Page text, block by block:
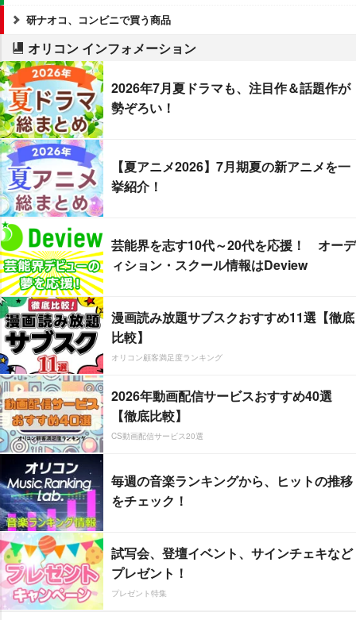
研ナオコ、コンビニで買う商品
オリコン インフォメーション
2026年7月夏ドラマも、注目作＆話題作が
勢ぞろい！
【夏アニメ2026】7月期夏の新アニメを一
挙紹介！
芸能界を志す10代～20代を応援！ オーデ
ィション・スクール情報はDeview
漫画読み放題サブスクおすすめ11選【徹底
比較】
オリコン顧客満足度ランキング
2026年動画配信サービスおすすめ40選
【徹底比較】
CS動画配信サービス20選
毎週の音楽ランキングから、ヒットの推移
をチェック！
試写会、登壇イベント、サインチェキなど
プレゼント！
プレゼント特集